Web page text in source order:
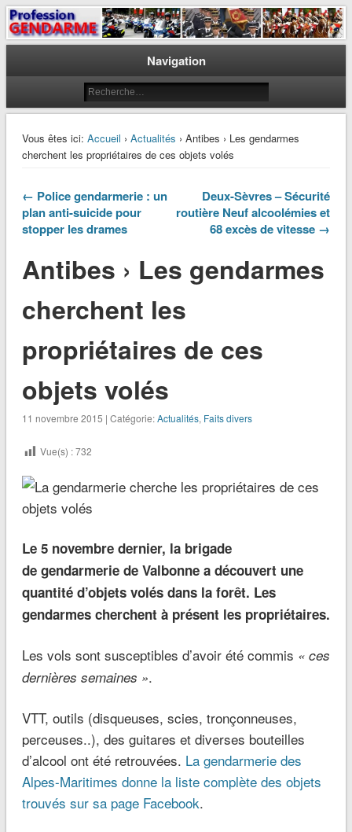
Profession Gendarme
Le journal des gendarmes
Navigation
Vous êtes ici: Accueil › Actualités › Antibes › Les gendarmes
cherchent les propriétaires de ces objets volés
← Police gendarmerie : un
plan anti-suicide pour
stopper les drames
Deux-Sèvres – Sécurité
routière Neuf alcoolémies et
68 excès de vitesse →
Antibes › Les gendarmes
cherchent les
propriétaires de ces
objets volés
11 novembre 2015 | Catégorie:Actualités, Faits divers
Vue(s) :732
Le 5 novembre dernier, la brigade
de gendarmerie de Valbonne a découvert une
quantité d’objets volés dans la forêt. Les
gendarmes cherchent à présent les propriétaires.
Les vols sont susceptibles d’avoir été commis « ces
dernières semaines ».
VTT, outils (disqueuses, scies, tronçonneuses,
perceuses..), des guitares et diverses bouteilles
d’alcool ont été retrouvées. La gendarmerie des
Alpes-Maritimes donne la liste complète des objets
trouvés sur sa page Facebook.